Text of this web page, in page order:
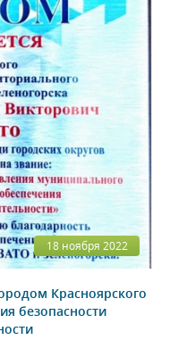
18 ноября 2022
Красноярского
безопасности